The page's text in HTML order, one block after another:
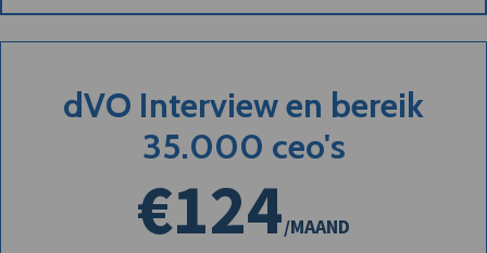
dVO Interview en bereik
35.000 ceo's
€124/MAAND